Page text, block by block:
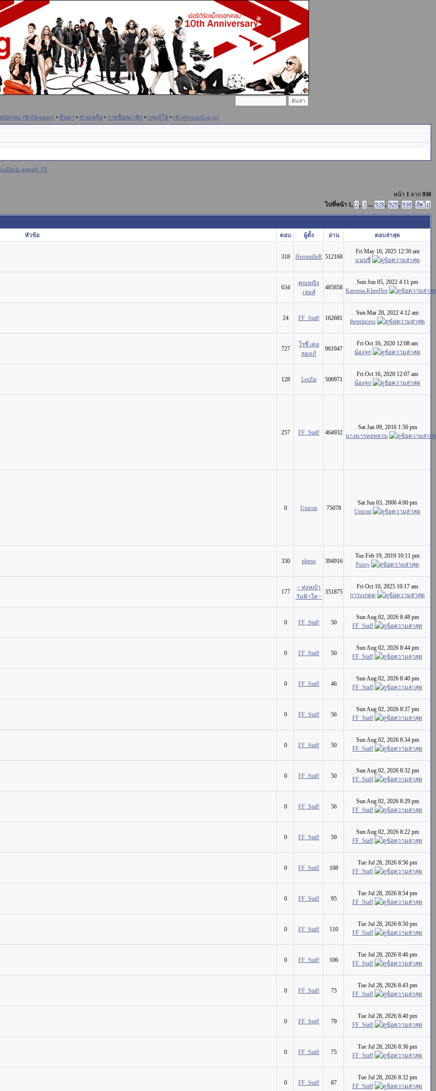
สมัครสมาชิก(Register) • ค้นหา • ช่วยเหลือ • รายชื่อสมาชิก • กลุ่มผู้ใช้ • เข้าสู่ระบบ(Log in)
, gotogif_FF
หน้า 1 จาก 930
ไปที่หน้า 1, 2, 3 ... 928, 929, 930 ถัดไป
หัวข้อ ตอบ ผู้ตั้ง อ่าน ตอบล่าสุด
318 HeromilleR 512168
Fri May 16, 2025 12:50 am
แนนซี่
634
คุณหญิง
เจมส์
485858
Sun Jun 05, 2022 4:11 pm
Kareena-KheeHee
24 FF_Staff 162681
Sun Mar 20, 2022 4:12 am
theprincess
727
โรซี่ เดอ
ลองเก้
961947
Fri Oct 16, 2020 12:08 am
น้องจุก
128 LezZie 500971
Fri Oct 16, 2020 12:07 am
น้องจุก
257 FF_Staff 464932
Sat Jan 09, 2016 1:50 pm
นางมารหอหลวม
0 Unicon 75078
Sat Jun 03, 2006 4:00 pm
Unicon
330 pleese 394916
Tue Feb 19, 2019 10:11 pm
Pussy
177
~ ทุ่งหญ้า
วันฟ้าใส ~
351875
Fri Oct 10, 2025 10:17 am
การะเกดด
0 FF_Staff 50
Sun Aug 02, 2026 8:48 pm
FF_Staff
0 FF_Staff 50
Sun Aug 02, 2026 8:44 pm
FF_Staff
0 FF_Staff 46
Sun Aug 02, 2026 8:40 pm
FF_Staff
0 FF_Staff 56
Sun Aug 02, 2026 8:37 pm
FF_Staff
0 FF_Staff 50
Sun Aug 02, 2026 8:34 pm
FF_Staff
0 FF_Staff 50
Sun Aug 02, 2026 8:32 pm
FF_Staff
0 FF_Staff 56
Sun Aug 02, 2026 8:29 pm
FF_Staff
0 FF_Staff 59
Sun Aug 02, 2026 8:22 pm
FF_Staff
0 FF_Staff 108
Tue Jul 28, 2026 8:56 pm
FF_Staff
0 FF_Staff 95
Tue Jul 28, 2026 8:54 pm
FF_Staff
0 FF_Staff 110
Tue Jul 28, 2026 8:50 pm
FF_Staff
0 FF_Staff 106
Tue Jul 28, 2026 8:46 pm
FF_Staff
0 FF_Staff 75
Tue Jul 28, 2026 8:43 pm
FF_Staff
0 FF_Staff 79
Tue Jul 28, 2026 8:40 pm
FF_Staff
0 FF_Staff 75
Tue Jul 28, 2026 8:36 pm
FF_Staff
0 FF_Staff 87
Tue Jul 28, 2026 8:32 pm
FF_Staff